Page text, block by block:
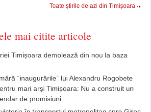
Toate știrile de azi din Timișoara
mai citite articole
Timișoara demolează din nou la baza
“inaugurările” lui Alexandru Rogobete
mari arși Timișoara: Nu a construit un
de promisiuni